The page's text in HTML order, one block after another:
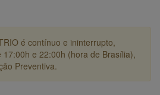
é contínuo e ininterrupto,
e 22:00h (hora de Brasília),
Preventiva.